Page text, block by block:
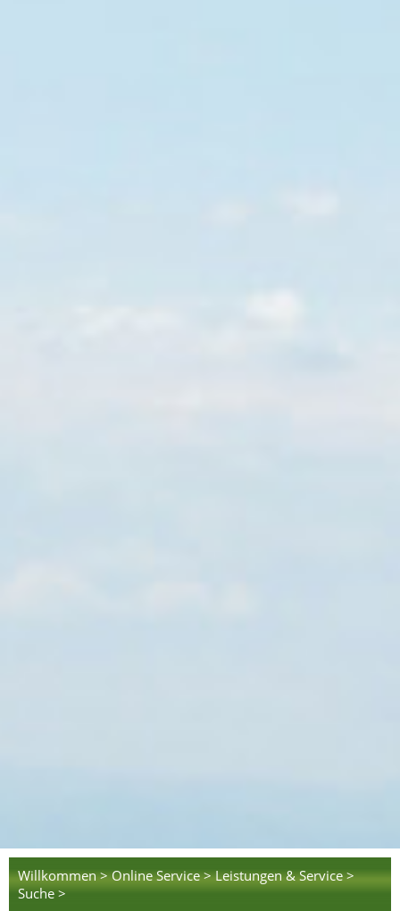
Willkommen > Online Service > Leistungen & Service >
Suche >